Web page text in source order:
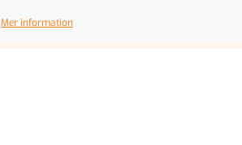
Mer information